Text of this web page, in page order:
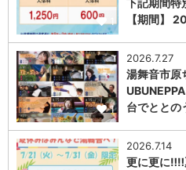
1
【期間】
1
2026.7.27
湯舞音市原
台でとと
2026.7.14
更に更に